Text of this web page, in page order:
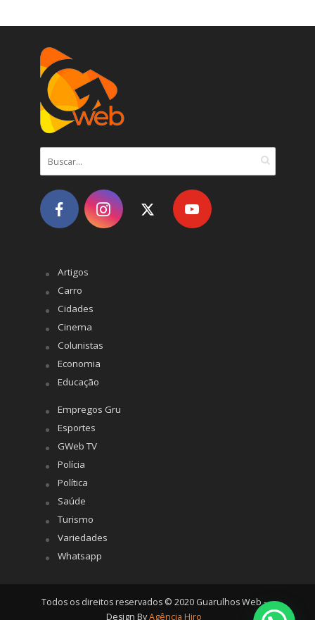
Artigos
Carro
Cidades
Cinema
Colunistas
Economia
Educação
Empregos Gru
Esportes
GWeb TV
Polícia
Política
Saúde
Turismo
Variedades
Whatsapp
Todos os direitos reservados © 2020 Guarulhos Web -
Design ByAgência Hiro